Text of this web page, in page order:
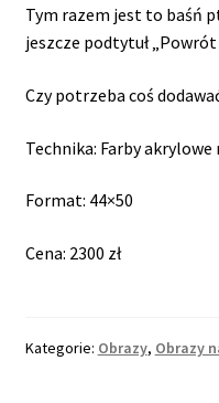
Tym razem jest to baśń
jeszcze podtytuł „Powrót
Czy potrzeba coś
Technika: Farby akrylowe
Format: 44×50
Cena: 2300 zł
Kategorie: Obrazy, Obrazy